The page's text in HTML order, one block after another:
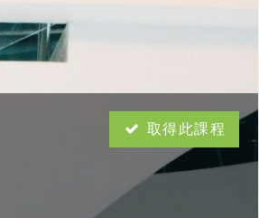
取得此課程